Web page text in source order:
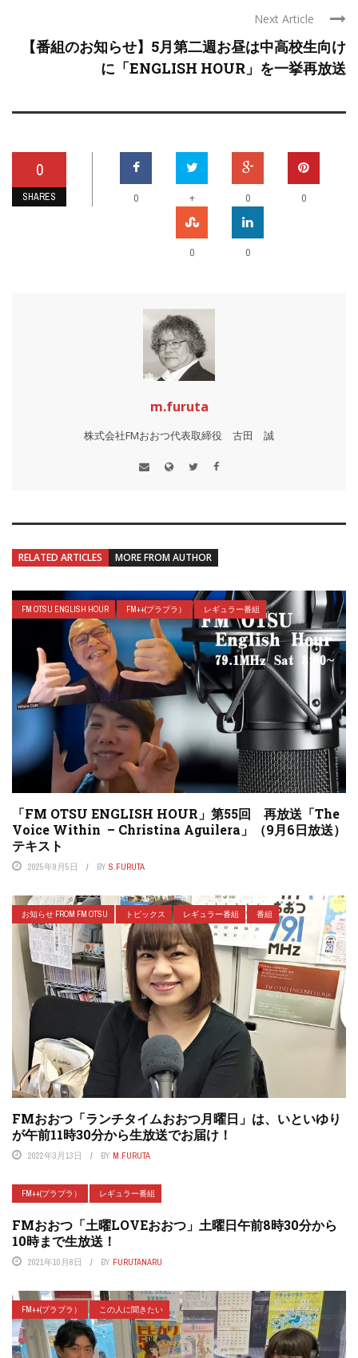
Next Article
【番組のお知らせ】5月第二週お昼は中高校生向け
に「ENGLISH HOUR」を一挙再放送
0
SHARES 0 + 0 0
0 0
m.furuta
株式会社FMおおつ代表取締役 古田 誠
RELATED ARTICLES MORE FROM AUTHOR
FM OTSU ENGLISH HOUR FM++(プラプラ） レギュラー番組
「FM OTSU ENGLISH HOUR」第55回 再放送「The
Voice Within – Christina Aguilera」（9月6日放送）
テキスト
2025年9月5日 BY S.FURUTA
お知らせ FROM FM OTSU トピックス レギュラー番組 番組
FMおおつ「ランチタイムおおつ月曜日」は、いといゆり
が午前11時30分から生放送でお届け！
2022年3月13日 BY M.FURUTA
FM++(プラプラ） レギュラー番組
FMおおつ「土曜LOVEおおつ」土曜日午前8時30分から
10時まで生放送！
2021年10月8日 BY FURUTANARU
FM++(プラプラ） この人に聞きたい